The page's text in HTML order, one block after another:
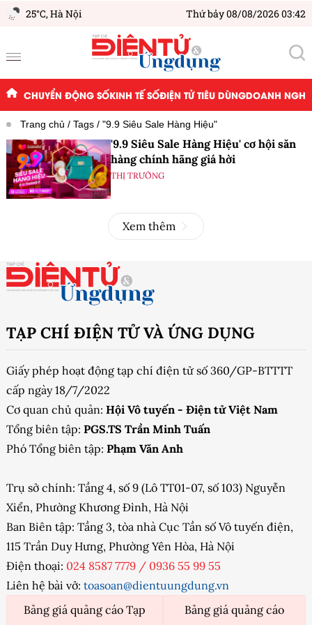
25°C,Hà Nội Thứ bảy 08/08/2026 03:42
CHUYỂN ĐỘNG SỐKINH TẾ SỐĐIỆN TỬ TIÊU DÙNGDOANH
Trang chủ Tags "9.9 Siêu Sale Hàng Hiệu"
'9.9 Siêu Sale Hàng Hiệu' cơ hội săn
hàng chính hãng giá hời
THỊ TRƯỜNG
Xem thêm
TẠP CHÍ ĐIỆN TỬ VÀ ỨNG DỤNG
Giấy phép hoạt động tạp chí điện tử số 360/GP-BTTTT
cấp ngày 18/7/2022
Cơ quan chủ quản: Hội Vô tuyến - Điện tử Việt Nam
Tổng biên tập: PGS.TS Trần Minh Tuấn
Phó Tổng biên tập: Phạm Văn Anh
Trụ sở chính: Tầng 4, số 9 (Lô TT01-07, số 103) Nguyễn
Xiển, Phường Khương Đình, Hà Nội
Ban Biên tập: Tầng 3, tòa nhà Cục Tần số Vô tuyến điện,
115 Trần Duy Hưng, Phường Yên Hòa, Hà Nội
Điện thoại: 024 8587 7779 / 0936 55 99 55
Liên hệ bài vở: toasoan@dientuungdung.vn
Bảng giá quảng cáo Tạp
Bảng giá quảng cáo